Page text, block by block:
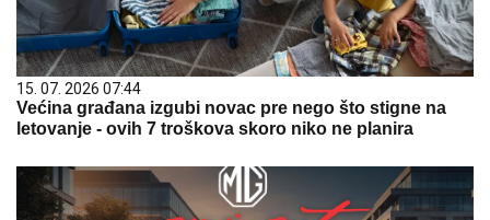
15. 07. 2026 07:44
Većina građana izgubi novac pre nego što stigne na
letovanje - ovih 7 troškova skoro niko ne planira